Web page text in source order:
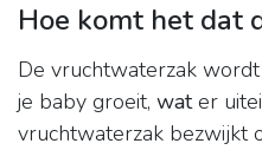
Hoe komt het dat
De vruchtwaterzak
je baby groeit, water
vruchtwaterzak bezwijkt